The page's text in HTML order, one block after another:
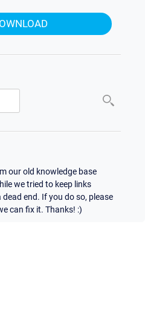
our old knowledge base
we tried to keep links
end. If you do so, please
can fix it. Thanks! :)